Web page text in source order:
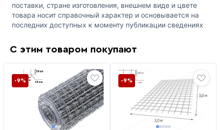
поставки, стране изготовления, внешнем виде и цвете
товара носит справочный характер и основывается на
последних доступных к моменту публикации сведениях
С этим товаром покупают
-9% -9%